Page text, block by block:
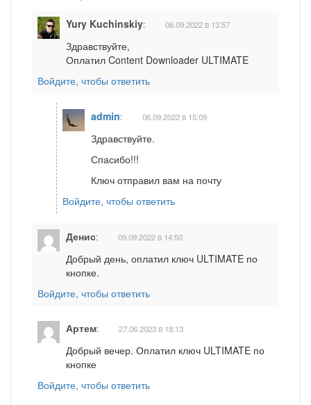
Yury Kuchinskiy: 06.09.2022 в 13:57
Здравствуйте,
Оплатил Content Downloader ULTIMATE
Войдите, чтобы ответить
admin: 06.09.2022 в 15:09
Здравствуйте.
Спасибо!!!
Ключ отправил вам на почту
Войдите, чтобы ответить
Денис: 09.09.2022 в 14:50
Добрый день, оплатил ключ ULTIMATE по
кнопке.
Войдите, чтобы ответить
Артем: 27.06.2023 в 18:13
Добрый вечер. Оплатил ключ ULTIMATE по
кнопке
Войдите, чтобы ответить